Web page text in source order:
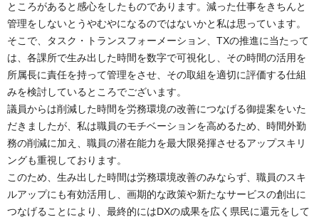
ところがあると感心をしたものであります。減った仕事をきちんと
管理をしないとうやむやになるのではないかと私は思っています。
そこで、タスク・トランスフォーメーション、TXの推進に当たって
は、各課所で生み出した時間を数字で可視化し、その時間の活用を
所属長に責任を持って管理をさせ、その取組を適切に評価する仕組
みを検討しているところでございます。
議員からは削減した時間を労務環境の改善につなげる御提案をいた
だきましたが、私は職員のモチベーションを高めるため、時間外勤
務の削減に加え、職員の潜在能力を最大限発揮させるアップスキリ
ングも重視しております。
このため、生み出した時間は労務環境改善のみならず、職員のスキ
ルアップにも有効活用し、画期的な政策や新たなサービスの創出に
つなげることにより、最終的にはDXの成果を広く県民に還元をして